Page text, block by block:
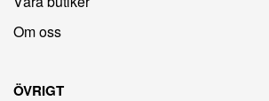
Om oss
ÖVRIGT